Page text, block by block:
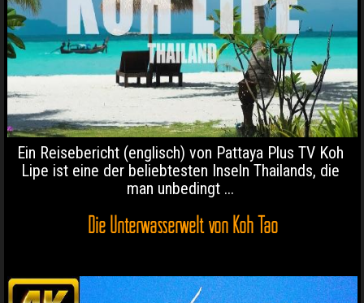
Ein Reisebericht (englisch) von Pattaya Plus TV Koh
Lipe ist eine der beliebtesten Inseln Thailands, die
man unbedingt ...
Die Unterwasserwelt von Koh Tao